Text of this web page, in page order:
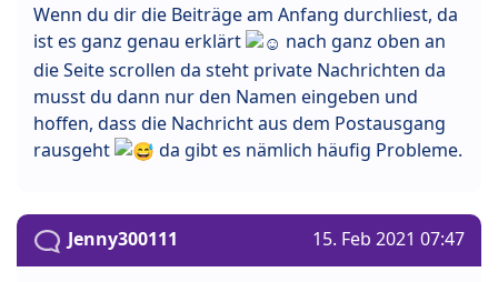
Wenn du dir die Beiträge am Anfang durchliest, da
ist es ganz genau erklärt
nach ganz oben an
die Seite scrollen da steht private Nachrichten da
musst du dann nur den Namen eingeben und
hoffen, dass die Nachricht aus dem Postausgang
rausgeht
da gibt es nämlich häufig Probleme.
Jenny300111 15. Feb 2021 07:47